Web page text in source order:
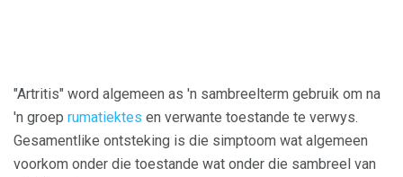
"Artritis" word algemeen as 'n sambreelterm gebruik om na
'n groep rumatiektes en verwante toestande te verwys.
Gesamentlike ontsteking is die simptoom wat algemeen
voorkom onder die toestande wat onder die sambreel van